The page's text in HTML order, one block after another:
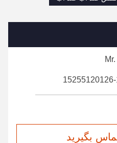
بگیرید